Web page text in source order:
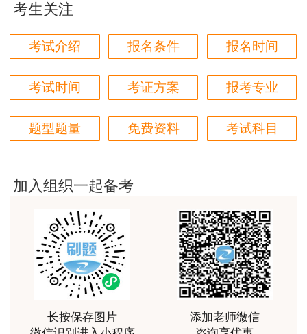
考试名称“045一级造价工程师职业资格考
试”-“选择”
用户85****06
真的是把学习变成自己能理解的语言最重要！
用户m1****88
太喜欢王英老师了
平台历史购买的课程，老师讲的多非常好
老师讲的很细致很认真，课件准备充分也非常有耐
用户m0****88
最棒的预习课
用户m2****66
越听越觉得好
考生关注
考试介绍 报名条件 报名时间
考试时间 考证方案 报考专业
题型题量 免费资料 考试科目
加入组织一起备考
长按保存图片
添加老师微信